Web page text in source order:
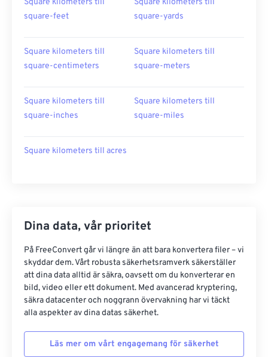
Square kilometers till
square-feet
Square kilometers till
square-yards
Square kilometers till
square-centimeters
Square kilometers till
square-meters
Square kilometers till
square-inches
Square kilometers till
square-miles
Square kilometers till acres
Dina data, vår prioritet
På FreeConvert går vi längre än att bara konvertera filer – vi
skyddar dem. Vårt robusta säkerhetsramverk säkerställer
att dina data alltid är säkra, oavsett om du konverterar en
bild, video eller ett dokument. Med avancerad kryptering,
säkra datacenter och noggrann övervakning har vi täckt
alla aspekter av dina datas säkerhet.
Läs mer om vårt engagemang för säkerhet